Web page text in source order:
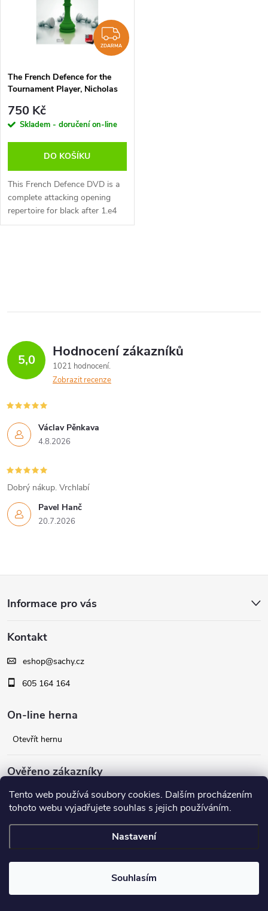
Tento web používá soubory cookies. Dalším procházením
tohoto webu vyjadřujete souhlas s jejich používáním.
Nastavení
Souhlasím
p
r
o
d
u
s
p
r
d
u
ů
ZDARMA
ZDARMA
The French Defence for the
Tournament Player, Nicholas
(anglicky)
750 Kč
Skladem - doručení on-line
DO KOŠÍKU
This French Defence DVD is a
complete attacking opening
repertoire for black after 1.e4
e6. GM Nick Pert has played
l
d
a
c
í
p
r
v
k
v
ý
i
s
u
5,0 Hodnocení zákazníků
1021 hodnocení
Zobrazit recenze
Václav Pěnkava
4.8.2026
Pavel Hanč
20.7.2026
Dobrý nákup. Vrchlabí
p
a
Informace pro vás
Kontakt
eshop@sachy.cz
605 164 164
On-line herna
Otevřít hernu
Ověřeno zákazníky
Facebook
Copyright 2026šachy.cz. Všechna práva vyhrazena.